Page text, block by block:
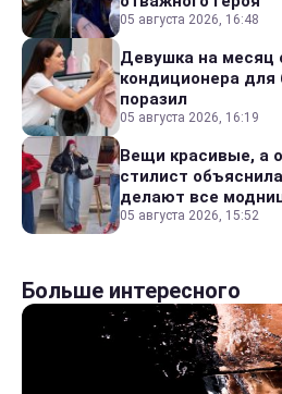
05 августа 2026, 16:48
Девушка на месяц
кондиционера для
поразил
05 августа 2026, 16:19
Вещи красивые, а
стилист
делают все
05 августа 2026, 15:52
Больше интересного